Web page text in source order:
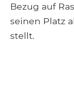
Bezug auf
seinen Platz
stellt.